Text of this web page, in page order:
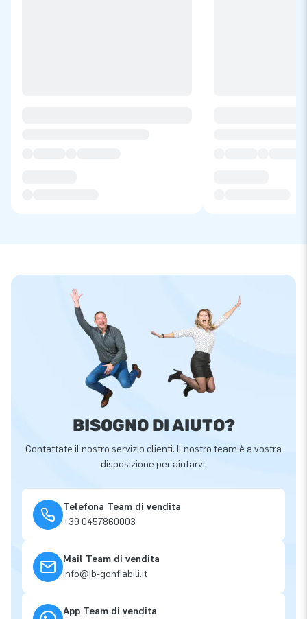
BISOGNO DI AIUTO?
Contattate il nostro servizio clienti. Il nostro team è a vostra
disposizione per aiutarvi.
Telefona Team di vendita
+39 0457860003
Mail Team di vendita
info@jb-gonfiabili.it
App Team di vendita